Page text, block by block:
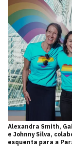
Alexandra Smith,
e Johnny Silva,
esquenta para a